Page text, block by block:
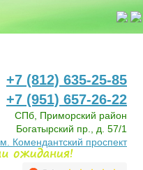
+7 (812) 635-25-85
+7 (951) 657-26-22
СПб, Приморский район
Богатырский пр., д. 57/1
м. Комендантский проспект